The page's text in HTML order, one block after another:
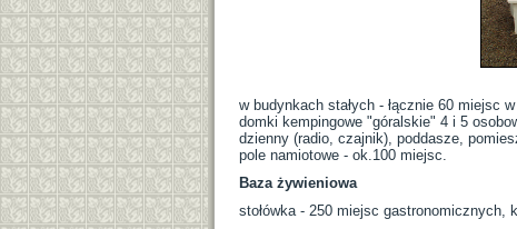
w budynkach stałych - łącznie 60 miejsc
domki kempingowe "góralskie" 4 i 5
dzienny (radio, czajnik), poddasze,
pole namiotowe - ok.100 miejsc.
Baza żywieniowa
stołówka - 250 miejsc